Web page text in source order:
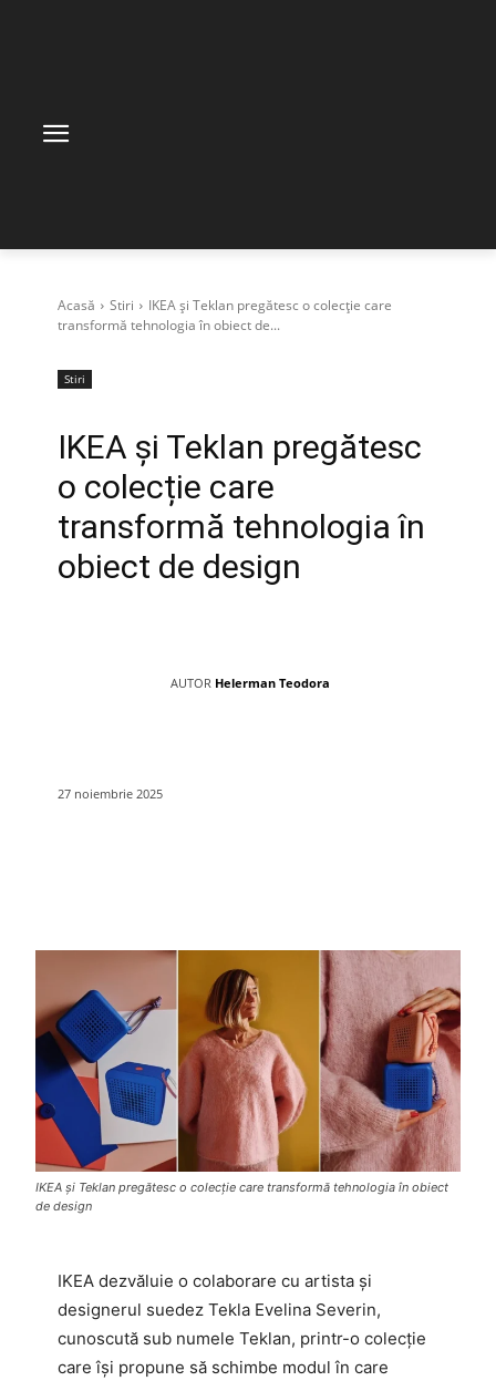
Acasă Stiri
IKEA și Teklan pregătesc o colecție care
transformă tehnologia în obiect de...
Stiri
IKEA și Teklan pregătesc
o colecție care
transformă tehnologia în
obiect de design
AUTOR Helerman Teodora
27 noiembrie 2025
IKEA și Teklan pregătesc o colecție care transformă tehnologia în obiect
de design
IKEA dezvăluie o colaborare cu artista și
designerul suedez Tekla Evelina Severin,
cunoscută sub numele Teklan, printr-o colecție
care își propune să schimbe modul în care